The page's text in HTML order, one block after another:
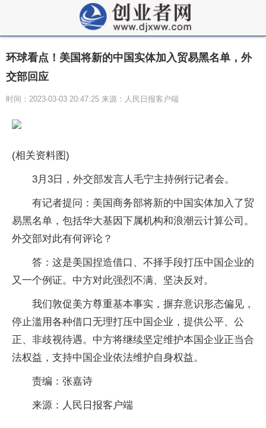
环球看点！美国将新的中国实体加入贸易黑名单，外
交部回应
时间：2023-03-03 20:47:25 来源：人民日报客户端
(相关资料图)
3月3日，外交部发言人毛宁主持例行记者会。
有记者提问：美国商务部将新的中国实体加入了贸
易黑名单，包括华大基因下属机构和浪潮云计算公司。
外交部对此有何评论？
答：这是美国捏造借口、不择手段打压中国企业的
又一个例证。中方对此强烈不满、坚决反对。
我们敦促美方尊重基本事实，摒弃意识形态偏见，
停止滥用各种借口无理打压中国企业，提供公平、公
正、非歧视待遇。中方将继续坚定维护本国企业正当合
法权益，支持中国企业依法维护自身权益。
责编：张嘉诗
来源：人民日报客户端